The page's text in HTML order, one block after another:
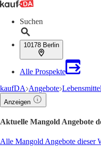
Suchen
10178 Berlin
Alle Prospekte
kaufDA Angebote Lebensmittel
Anzeigen
Aktuelle Mangold Angebote
Alle Mangold Angebote dieser